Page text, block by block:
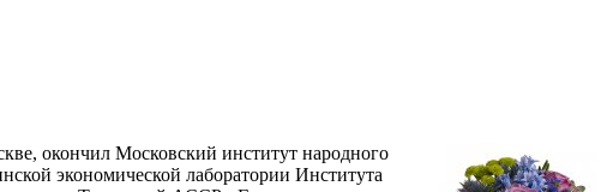
окончил Московский институт народного
экономической лаборатории Института